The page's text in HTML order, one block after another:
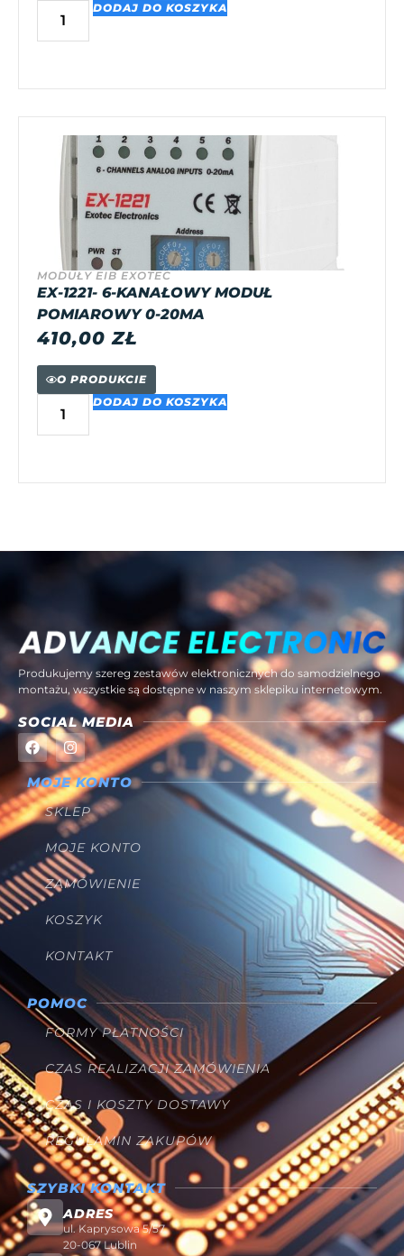
DODAJ DO KOSZYKA
MODUŁY EIB EXOTEC
EX-1221- 6-KANAŁOWY MODUŁ
POMIAROWY 0-20MA
410,00ZŁ
O PRODUKCIE
DODAJ DO KOSZYKA
Produkujemy szereg zestawów elektronicznych do samodzielnego
montażu, wszystkie są dostępne w naszym sklepiku internetowym.
SOCIAL MEDIA
MOJE KONTO
SKLEP
MOJE KONTO
ZAMÓWIENIE
KOSZYK
KONTAKT
POMOC
FORMY PŁATNOŚCI
CZAS REALIZACJI ZAMÓWIENIA
CZAS I KOSZTY DOSTAWY
REGULAMIN ZAKUPÓW
SZYBKI KONTAKT
ADRES
ul. Kaprysowa 5/57
20-067 Lublin